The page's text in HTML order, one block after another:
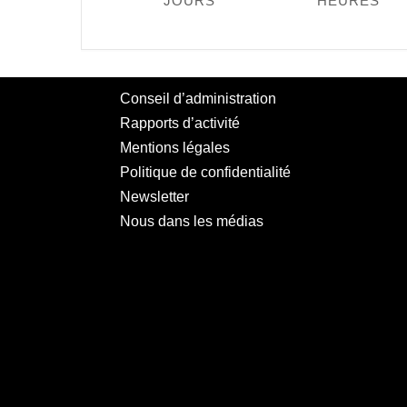
Conseil d’administration
Rapports d’activité
Mentions légales
Politique de confidentialité
Newsletter
Nous dans les médias